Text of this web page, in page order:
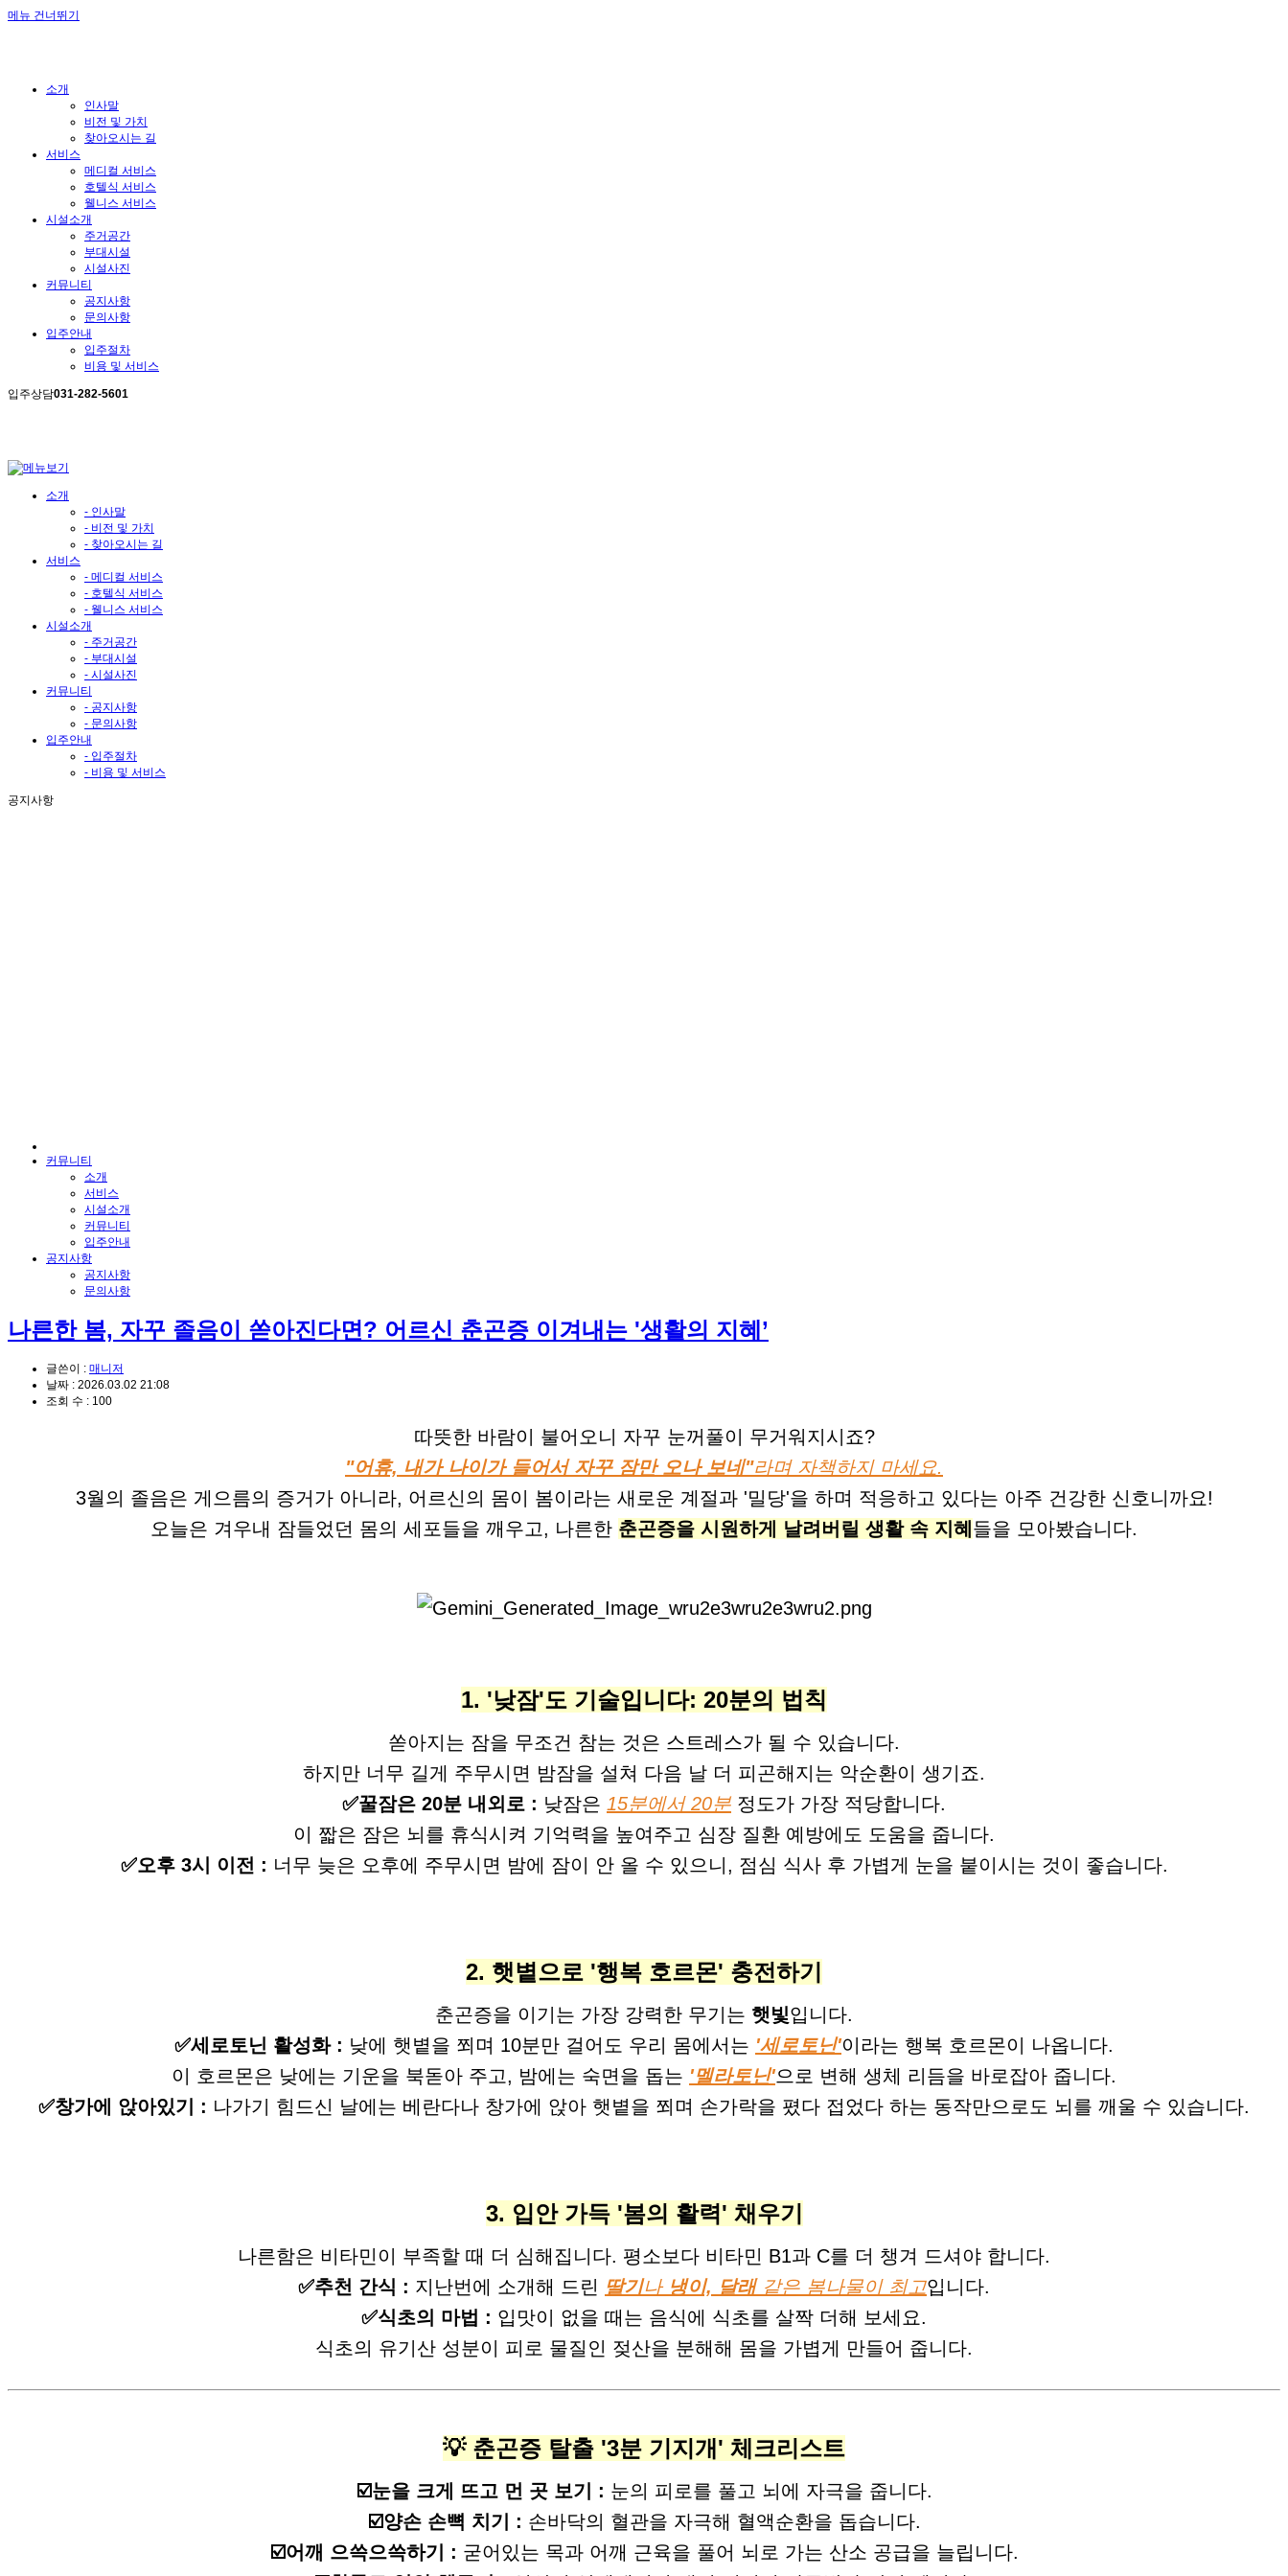
메뉴 건너뛰기
소개
인사말
비전 및 가치
찾아오시는 길
서비스
메디컬 서비스
호텔식 서비스
웰니스 서비스
시설소개
주거공간
부대시설
시설사진
커뮤니티
공지사항
문의사항
입주안내
입주절차
비용 및 서비스
입주상담031-282-5601
소개
- 인사말
- 비전 및 가치
- 찾아오시는 길
서비스
- 메디컬 서비스
- 호텔식 서비스
- 웰니스 서비스
시설소개
- 주거공간
- 부대시설
- 시설사진
커뮤니티
- 공지사항
- 문의사항
입주안내
- 입주절차
- 비용 및 서비스
공지사항
커뮤니티
소개
서비스
시설소개
커뮤니티
입주안내
공지사항
공지사항
문의사항
나른한 봄, 자꾸 졸음이 쏟아진다면? 어르신 춘곤증 이겨내는 '생활의 지혜’
글쓴이 : 매니저
날짜 : 2026.03.02 21:08
조회 수 : 100
따뜻한 바람이 불어오니 자꾸 눈꺼풀이 무거워지시죠?
"어휴, 내가 나이가 들어서 자꾸 잠만 오나 보네"라며 자책하지 마세요.
3월의 졸음은 게으름의 증거가 아니라, 어르신의 몸이 봄이라는 새로운 계절과 '밀당'을 하며 적응하고 있다는 아주 건강한 신호니까요!
오늘은 겨우내 잠들었던 몸의 세포들을 깨우고, 나른한 춘곤증을 시원하게 날려버릴 생활 속 지혜 들을 모아봤습니다.
1. '낮잠'도 기술입니다: 20분의 법칙
쏟아지는 잠을 무조건 참는 것은 스트레스가 될 수 있습니다.
하지만 너무 길게 주무시면 밤잠을 설쳐 다음 날 더 피곤해지는 악순환이 생기죠.
✅꿀잠은 20분 내외로 : 낮잠은 15분에서 20분정도가 가장 적당합니다.
이 짧은 잠은 뇌를 휴식시켜 기억력을 높여주고 심장 질환 예방에도 도움을 줍니다.
✅오후 3시 이전 : 너무 늦은 오후에 주무시면 밤에 잠이 안 올 수 있으니, 점심 식사 후 가볍게 눈을 붙이시는 것이 좋습니다.
2. 햇볕으로 '행복 호르몬' 충전하기
춘곤증을 이기는 가장 강력한 무기는 햇빛입니다.
✅세로토닌 활성화 : 낮에 햇볕을 쬐며 10분만 걸어도 우리 몸에서는 '세로토닌'이라는 행복 호르몬이 나옵니다.
이 호르몬은 낮에는 기운을 북돋아 주고, 밤에는 숙면을 돕는 '멜라토닌'으로 변해 생체 리듬을 바로잡아 줍니다.
✅창가에 앉아있기 : 나가기 힘드신 날에는 베란다나 창가에 앉아 햇볕을 쬐며 손가락을 폈다 접었다 하는 동작만으로도 뇌를 깨울 수 있습니다.
3. 입안 가득 '봄의 활력' 채우기
나른함은 비타민이 부족할 때 더 심해집니다. 평소보다 비타민 B1과 C를 더 챙겨 드셔야 합니다.
✅추천 간식 : 지난번에 소개해 드린 딸기나 냉이, 달래같은 봄나물이 최고입니다.
✅식초의 마법 : 입맛이 없을 때는 음식에 식초를 살짝 더해 보세요.
식초의 유기산 성분이 피로 물질인 젖산을 분해해 몸을 가볍게 만들어 줍니다.
💡 춘곤증 탈출 '3분 기지개' 체크리스트
☑️눈을 크게 뜨고 먼 곳 보기 : 눈의 피로를 풀고 뇌에 자극을 줍니다.
☑️양손 손뼉 치기 : 손바닥의 혈관을 자극해 혈액순환을 돕습니다.
☑️어깨 으쓱으쓱하기 : 굳어있는 목과 어깨 근육을 풀어 뇌로 가는 산소 공급을 늘립니다.